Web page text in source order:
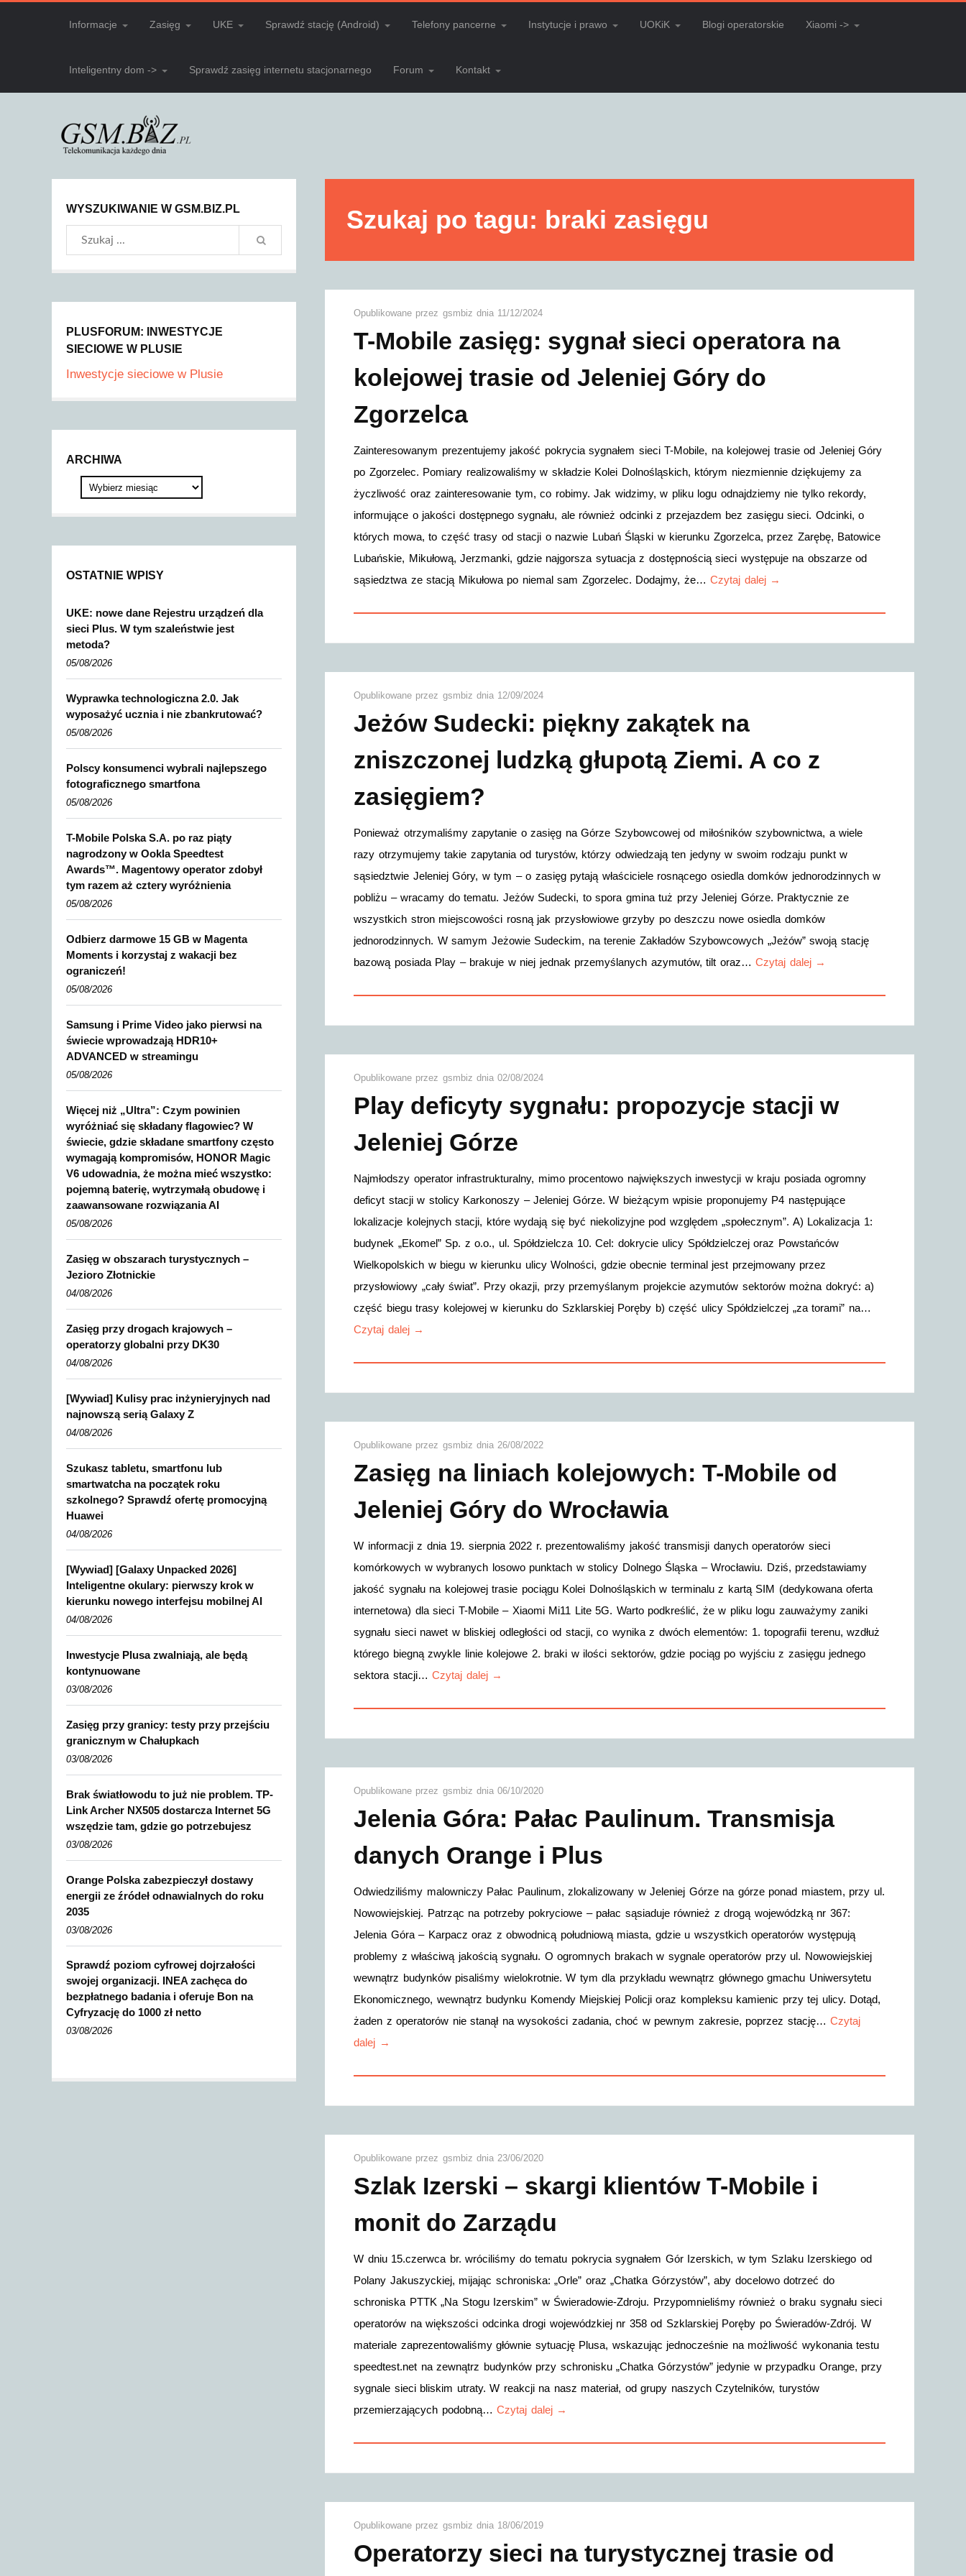
Informacje Zasięg UKE Sprawdź stację (Android) Telefony pancerne Instytucje i prawo UOKiK Blogi operatorskie Xiaomi ->
Inteligentny dom -> Sprawdź zasięg internetu stacjonarnego Forum Kontakt
Szukaj po tagu: braki zasięgu
Opublikowane przez gsmbiz dnia 11/12/2024
T-Mobile zasięg: sygnał sieci operatora na
kolejowej trasie od Jeleniej Góry do
Zgorzelca
Zainteresowanym prezentujemy jakość pokrycia sygnałem sieci T-Mobile, na kolejowej trasie od Jeleniej Góry
po Zgorzelec. Pomiary realizowaliśmy w składzie Kolei Dolnośląskich, którym niezmiennie dziękujemy za
życzliwość oraz zainteresowanie tym, co robimy. Jak widzimy, w pliku logu odnajdziemy nie tylko rekordy,
informujące o jakości dostępnego sygnału, ale również odcinki z przejazdem bez zasięgu sieci. Odcinki, o
których mowa, to część trasy od stacji o nazwie Lubań Śląski w kierunku Zgorzelca, przez Zarębę, Batowice
Lubańskie, Mikułową, Jerzmanki, gdzie najgorsza sytuacja z dostępnością sieci występuje na obszarze od
sąsiedztwa ze stacją Mikułowa po niemal sam Zgorzelec. Dodajmy, że… Czytaj dalej →
Opublikowane przez gsmbiz dnia 12/09/2024
Jeżów Sudecki: piękny zakątek na
zniszczonej ludzką głupotą Ziemi. A co z
zasięgiem?
Ponieważ otrzymaliśmy zapytanie o zasięg na Górze Szybowcowej od miłośników szybownictwa, a wiele
razy otrzymujemy takie zapytania od turystów, którzy odwiedzają ten jedyny w swoim rodzaju punkt w
sąsiedztwie Jeleniej Góry, w tym – o zasięg pytają właściciele rosnącego osiedla domków jednorodzinnych w
pobliżu – wracamy do tematu. Jeżów Sudecki, to spora gmina tuż przy Jeleniej Górze. Praktycznie ze
wszystkich stron miejscowości rosną jak przysłowiowe grzyby po deszczu nowe osiedla domków
jednorodzinnych. W samym Jeżowie Sudeckim, na terenie Zakładów Szybowcowych „Jeżów” swoją stację
bazową posiada Play – brakuje w niej jednak przemyślanych azymutów, tilt oraz… Czytaj dalej →
Opublikowane przez gsmbiz dnia02/08/2024
Play deficyty sygnału: propozycje stacji w
Jeleniej Górze
Najmłodszy operator infrastrukturalny, mimo procentowo największych inwestycji w kraju posiada ogromny
deficyt stacji w stolicy Karkonoszy – Jeleniej Górze. W bieżącym wpisie proponujemy P4 następujące
lokalizacje kolejnych stacji, które wydają się być niekolizyjne pod względem „społecznym”. A) Lokalizacja 1:
budynek „Ekomel” Sp. z o.o., ul. Spółdzielcza 10. Cel: dokrycie ulicy Spółdzielczej oraz Powstańców
Wielkopolskich w biegu w kierunku ulicy Wolności, gdzie obecnie terminal jest przejmowany przez
przysłowiowy „cały świat”. Przy okazji, przy przemyślanym projekcie azymutów sektorów można dokryć: a)
część biegu trasy kolejowej w kierunku do Szklarskiej Poręby b) część ulicy Spółdzielczej „za torami” na…
Czytaj dalej →
Opublikowane przez gsmbiz dnia26/08/2022
Zasięg na liniach kolejowych: T-Mobile od
Jeleniej Góry do Wrocławia
W informacji z dnia 19. sierpnia 2022 r. prezentowaliśmy jakość transmisji danych operatorów sieci
komórkowych w wybranych losowo punktach w stolicy Dolnego Śląska – Wrocławiu. Dziś, przedstawiamy
jakość sygnału na kolejowej trasie pociągu Kolei Dolnośląskich w terminalu z kartą SIM (dedykowana oferta
internetowa) dla sieci T-Mobile – Xiaomi Mi11 Lite 5G. Warto podkreślić, że w pliku logu zauważymy zaniki
sygnału sieci nawet w bliskiej odległości od stacji, co wynika z dwóch elementów: 1. topografii terenu, wzdłuż
którego biegną zwykle linie kolejowe 2. braki w ilości sektorów, gdzie pociąg po wyjściu z zasięgu jednego
sektora stacji… Czytaj dalej →
Opublikowane przez gsmbiz dnia06/10/2020
Jelenia Góra: Pałac Paulinum. Transmisja
danych Orange i Plus
Odwiedziliśmy malowniczy Pałac Paulinum, zlokalizowany w Jeleniej Górze na górze ponad miastem, przy ul.
Nowowiejskiej. Patrząc na potrzeby pokryciowe – pałac sąsiaduje również z drogą wojewódzką nr 367:
Jelenia Góra – Karpacz oraz z obwodnicą południową miasta, gdzie u wszystkich operatorów występują
problemy z właściwą jakością sygnału. O ogromnych brakach w sygnale operatorów przy ul. Nowowiejskiej
wewnątrz budynków pisaliśmy wielokrotnie. W tym dla przykładu wewnątrz głównego gmachu Uniwersytetu
Ekonomicznego, wewnątrz budynku Komendy Miejskiej Policji oraz kompleksu kamienic przy tej ulicy. Dotąd,
żaden z operatorów nie stanął na wysokości zadania, choć w pewnym zakresie, poprzez stację… Czytaj
dalej →
Opublikowane przez gsmbiz dnia23/06/2020
Szlak Izerski – skargi klientów T-Mobile i
monit do Zarządu
W dniu 15.czerwca br. wróciliśmy do tematu pokrycia sygnałem Gór Izerskich, w tym Szlaku Izerskiego od
Polany Jakuszyckiej, mijając schroniska: „Orle” oraz „Chatka Górzystów”, aby docelowo dotrzeć do
schroniska PTTK „Na Stogu Izerskim” w Świeradowie-Zdroju. Przypomnieliśmy również o braku sygnału sieci
operatorów na większości odcinka drogi wojewódzkiej nr 358 od Szklarskiej Poręby po Świeradów-Zdrój. W
materiale zaprezentowaliśmy głównie sytuację Plusa, wskazując jednocześnie na możliwość wykonania testu
speedtest.net na zewnątrz budynków przy schronisku „Chatka Górzystów” jedynie w przypadku Orange, przy
sygnale sieci bliskim utraty. W reakcji na nasz materiał, od grupy naszych Czytelników, turystów
przemierzających podobną… Czytaj dalej →
Opublikowane przez gsmbiz dnia 18/06/2019
Operatorzy sieci na turystycznej trasie od
WYSZUKIWANIE W GSM.BIZ.PL
PLUSFORUM: INWESTYCJE
SIECIOWE W PLUSIE
Inwestycje sieciowe w Plusie
ARCHIWA
OSTATNIE WPISY
UKE: nowe dane Rejestru urządzeń dla
sieci Plus. W tym szaleństwie jest
metoda?
05/08/2026
Wyprawka technologiczna 2.0. Jak
wyposażyć ucznia i nie zbankrutować?
05/08/2026
Polscy konsumenci wybrali najlepszego
fotograficznego smartfona
05/08/2026
T-Mobile Polska S.A. po raz piąty
nagrodzony w Ookla Speedtest
Awards™. Magentowy operator zdobył
tym razem aż cztery wyróżnienia
05/08/2026
Odbierz darmowe 15 GB w Magenta
Moments i korzystaj z wakacji bez
ograniczeń!
05/08/2026
Samsung i Prime Video jako pierwsi na
świecie wprowadzają HDR10+
ADVANCED w streamingu
05/08/2026
Więcej niż „Ultra”: Czym powinien
wyróżniać się składany flagowiec? W
świecie, gdzie składane smartfony często
wymagają kompromisów, HONOR Magic
V6 udowadnia, że można mieć wszystko:
pojemną baterię, wytrzymałą obudowę i
zaawansowane rozwiązania AI
05/08/2026
Zasięg w obszarach turystycznych –
Jezioro Złotnickie
04/08/2026
Zasięg przy drogach krajowych –
operatorzy globalni przy DK30
04/08/2026
[Wywiad] Kulisy prac inżynieryjnych nad
najnowszą serią Galaxy Z
04/08/2026
Szukasz tabletu, smartfonu lub
smartwatcha na początek roku
szkolnego? Sprawdź ofertę promocyjną
Huawei
04/08/2026
[Wywiad] [Galaxy Unpacked 2026]
Inteligentne okulary: pierwszy krok w
kierunku nowego interfejsu mobilnej AI
04/08/2026
Inwestycje Plusa zwalniają, ale będą
kontynuowane
03/08/2026
Zasięg przy granicy: testy przy przejściu
granicznym w Chałupkach
03/08/2026
Brak światłowodu to już nie problem. TP-
Link Archer NX505 dostarcza Internet 5G
wszędzie tam, gdzie go potrzebujesz
03/08/2026
Orange Polska zabezpieczył dostawy
energii ze źródeł odnawialnych do roku
2035
03/08/2026
Sprawdź poziom cyfrowej dojrzałości
swojej organizacji. INEA zachęca do
bezpłatnego badania i oferuje Bon na
Cyfryzację do 1000 zł netto
03/08/2026